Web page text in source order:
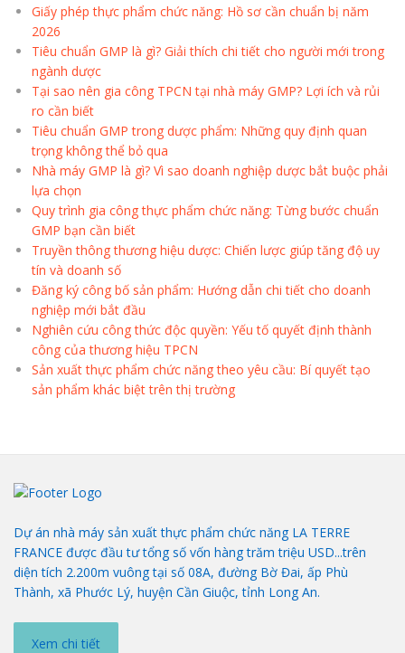
Giấy phép thực phẩm chức năng: Hồ sơ cần chuẩn bị năm
2026
Tiêu chuẩn GMP là gì? Giải thích chi tiết cho người mới trong
ngành dược
Tại sao nên gia công TPCN tại nhà máy GMP? Lợi ích và rủi
ro cần biết
Tiêu chuẩn GMP trong dược phẩm: Những quy định quan
trọng không thể bỏ qua
Nhà máy GMP là gì? Vì sao doanh nghiệp dược bắt buộc phải
lựa chọn
Quy trình gia công thực phẩm chức năng: Từng bước chuẩn
GMP bạn cần biết
Truyền thông thương hiệu dược: Chiến lược giúp tăng độ uy
tín và doanh số
Đăng ký công bố sản phẩm: Hướng dẫn chi tiết cho doanh
nghiệp mới bắt đầu
Nghiên cứu công thức độc quyền: Yếu tố quyết định thành
công của thương hiệu TPCN
Sản xuất thực phẩm chức năng theo yêu cầu: Bí quyết tạo
sản phẩm khác biệt trên thị trường
Dự án nhà máy sản xuất thực phẩm chức năng LA TERRE
FRANCE được đầu tư tổng số vốn hàng trăm triệu USD...trên
diện tích 2.200m vuông tại số 08A, đường Bờ Đai, ấp Phù
Thành, xã Phước Lý, huyện Cần Giuộc, tỉnh Long An.
Xem chi tiết